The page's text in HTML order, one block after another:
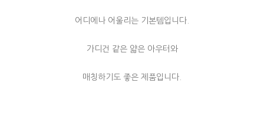
어디에나 어울리는 기본템입니다.
가디건 같은 얇은 아우터와
매칭하기도 좋은 제품입니다.